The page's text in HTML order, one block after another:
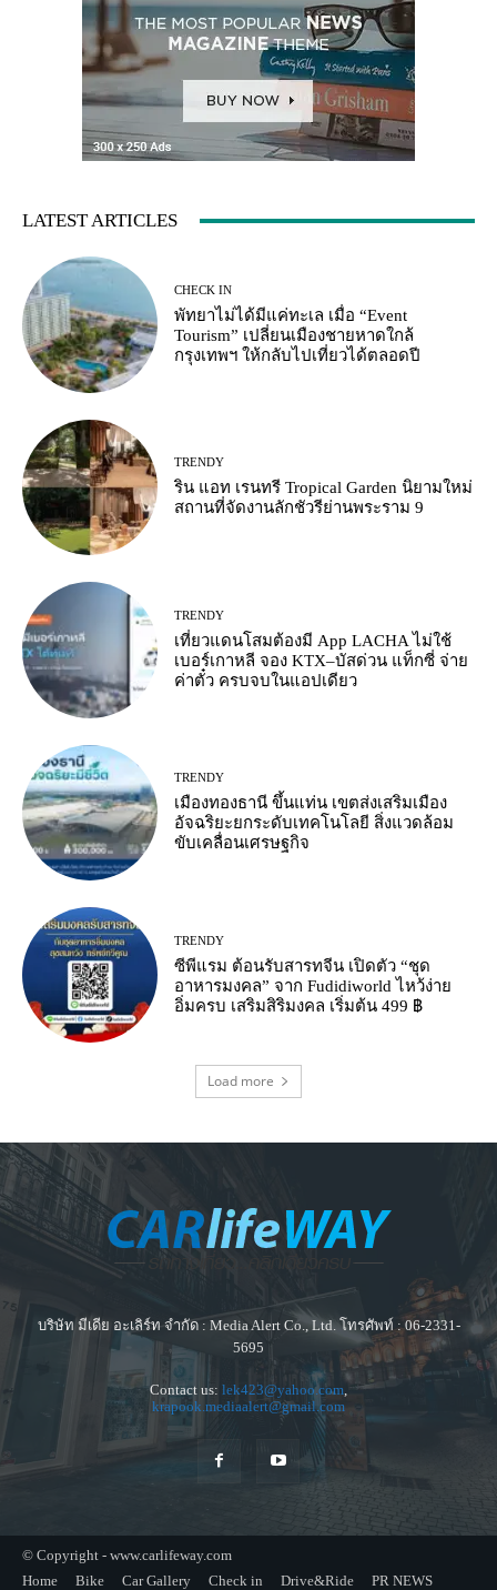
LATEST ARTICLES
CHECK IN
พัทยาไม่ได้มีแค่ทะเล เมื่อ “Event
Tourism” เปลี่ยนเมืองชายหาดใกล้
กรุงเทพฯ ให้กลับไปเที่ยวได้ตลอดปี
TRENDY
ริน แอท เรนทรี Tropical Garden นิยามใหม่
สถานที่จัดงานลักชัวรีย่านพระราม 9
TRENDY
เที่ยวแดนโสมต้องมี App LACHA ไม่ใช้
เบอร์เกาหลี จอง KTX–บัสด่วน แท็กซี่ จ่าย
ค่าตั๋ว ครบจบในแอปเดียว
TRENDY
เมืองทองธานี ขึ้นแท่น เขตส่งเสริมเมือง
อัจฉริยะยกระดับเทคโนโลยี สิ่งแวดล้อม
ขับเคลื่อนเศรษฐกิจ
TRENDY
ซีพีแรม ต้อนรับสารทจีน เปิดตัว “ชุด
อาหารมงคล” จาก Fudidiworld ไหว้ง่าย
อิ่มครบ เสริมสิริมงคล เริ่มต้น 499 ฿
Load more
บริษัท มีเดีย อะเลิร์ท จำกัด : Media Alert Co., Ltd. โทรศัพท์ : 06-2331-
5695
Contact us: lek423@yahoo.com,
krapook.mediaalert@gmail.com
© Copyright - www.carlifeway.com
Home
Bike Car Gallery Check in Drive&Ride
PR NEWS